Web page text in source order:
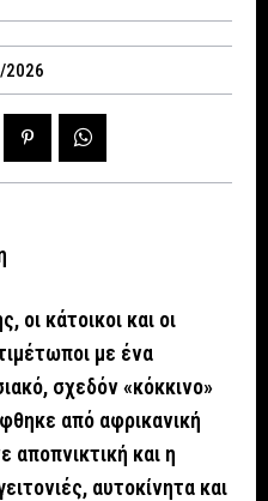
2026
κάτοικοι και οι
με ένα
σχεδόν «κόκκινο»
από αφρικανική
αποπνικτική και η
αυτοκίνητα και